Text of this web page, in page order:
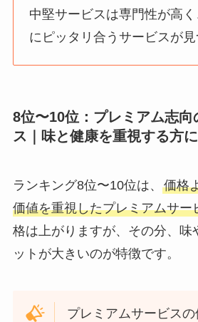
中堅サービスは専門性が高
にピッタリ合うサービスが見
8位〜10位：プレミアム志向
ス｜味と健康を重視する方に
ランキング8位〜10位は、 価格
価値を重視したプレミアムサー
格は上がりますが、その分、味
ットが大きいのが特徴です。
プレミアムサービスの